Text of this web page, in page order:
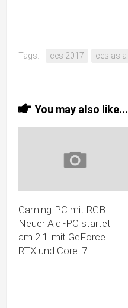
Tags: ces 2017 ces asia
You may also like...
Gaming-PC mit RGB:
Neuer Aldi-PC startet
am 2.1. mit GeForce
RTX und Core i7